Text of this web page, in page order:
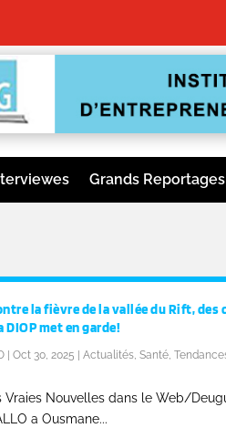
Grands Reportages
la fièvre de la vallée du Rift, des
met en garde!
| Oct 30, 2025 | Actualités, Santé,
Vraies Nouvelles dans le Web/
a Ousmane...